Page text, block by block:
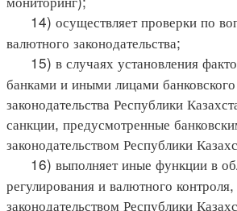
14) осуществляет проверки по
валютного законодательства;
15) в случаях установления
банками и иными лицами
законодательства Республики
санкции, предусмотренные
законодательством Республики
16) выполняет иные функции в
регулирования и валютного
законодательством Республики